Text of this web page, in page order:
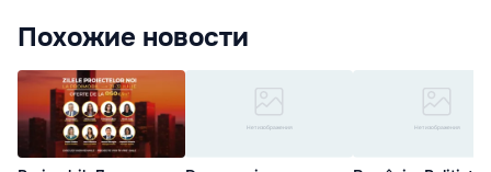
Похожие новости